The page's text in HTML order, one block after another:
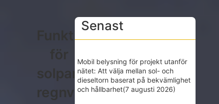
Funktioner
för
solpanelens
Senast
Mobil belysning för projekt utanför
nätet: Att välja mellan sol- och
dieseltorn baserat på bekvämlighet
och hållbarhet(7 augusti 2026)